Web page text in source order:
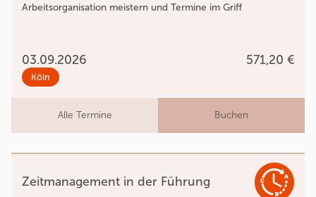
Arbeitsorganisation meistern und Termine im Griff
03.09.2026 571,20 €
Köln
Alle Termine Buchen
Zeitmanagement in der Führung